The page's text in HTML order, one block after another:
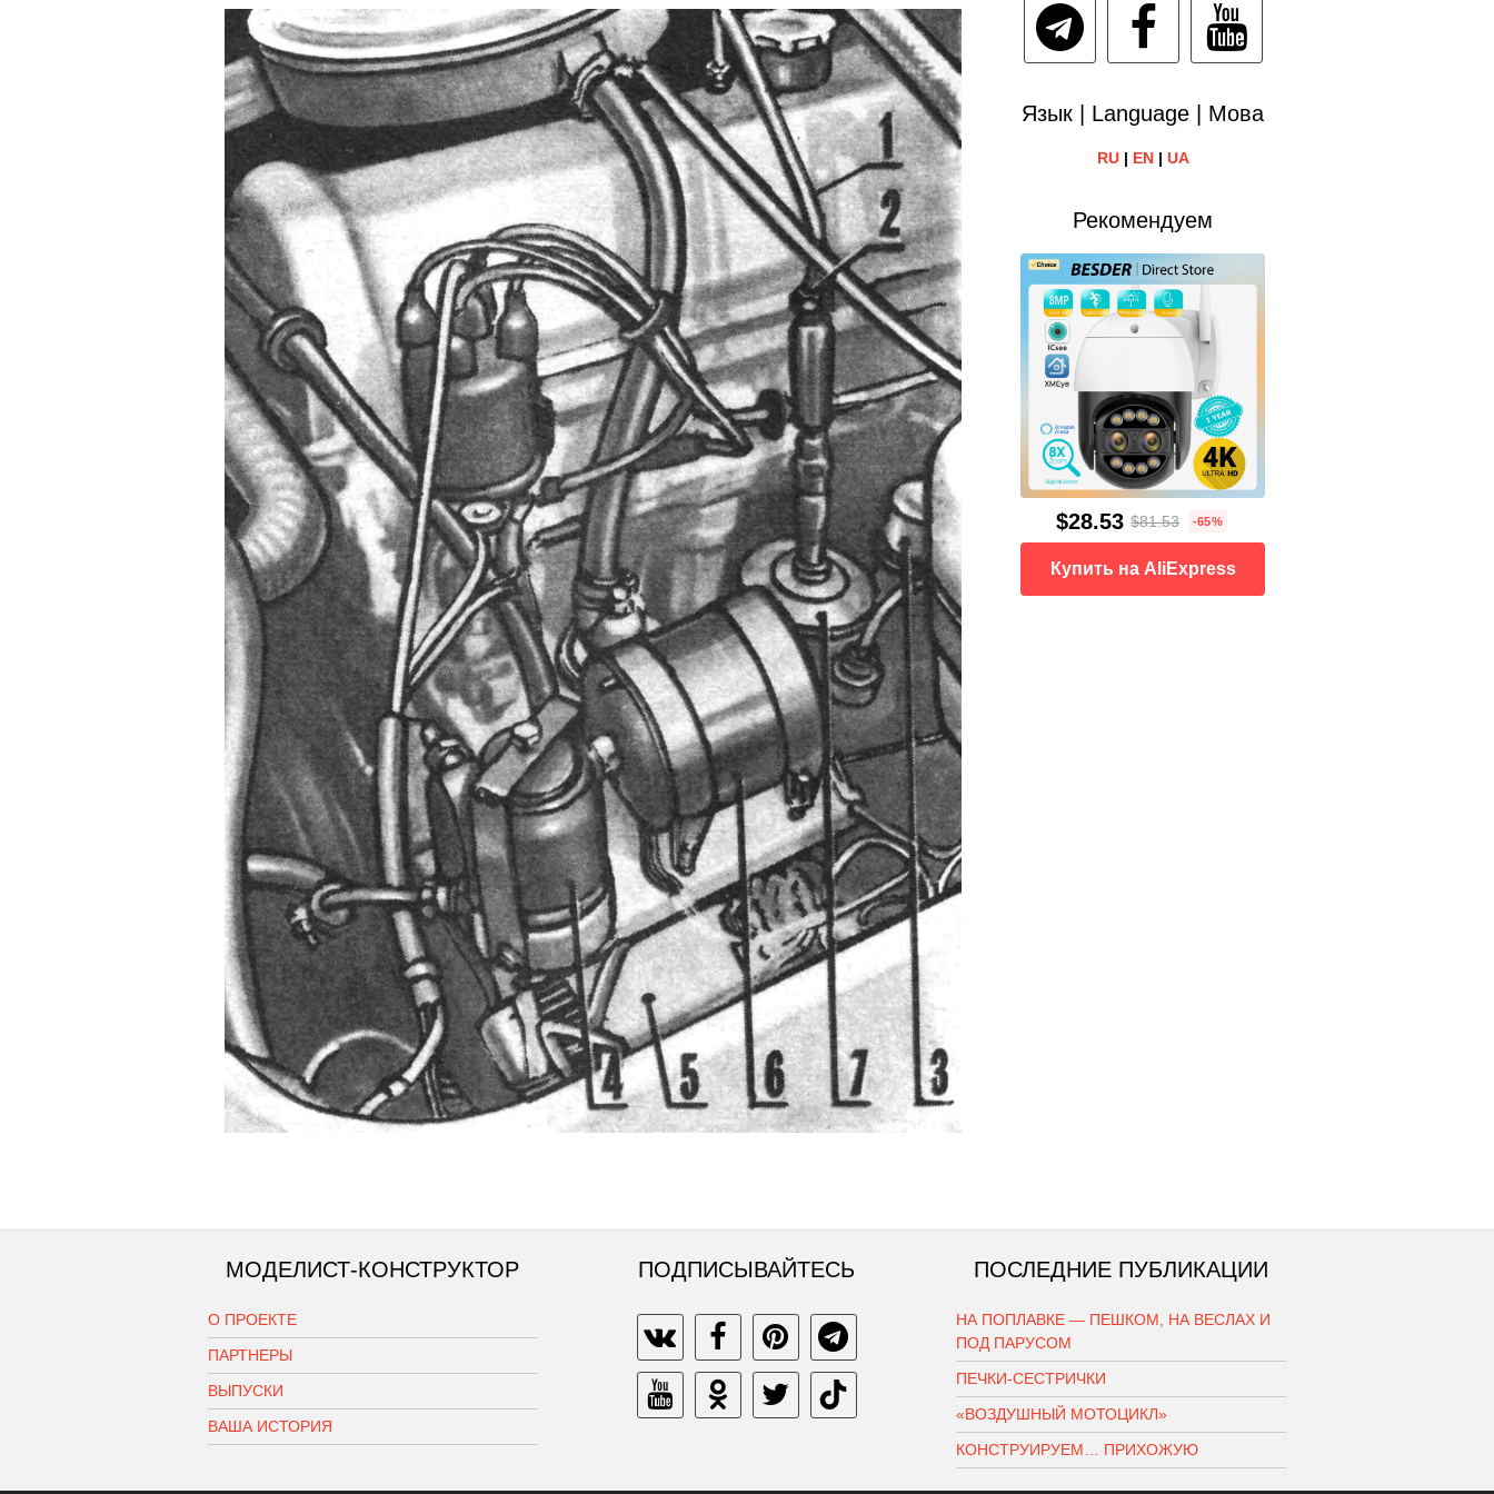
Язык | Language | Мова
RU| EN| UA
Рекомендуем
$28.53 $81.53 -65%
Купить на AliExpress
МОДЕЛИСТ-КОНСТРУКТОР
О ПРОЕКТЕ
ПАРТНЕРЫ
ВЫПУСКИ
ВАША ИСТОРИЯ
ПОДПИСЫВАЙТЕСЬ ПОСЛЕДНИЕ ПУБЛИКАЦИИ
НА ПОПЛАВКЕ — ПЕШКОМ, НА ВЕСЛАХ И
ПОД ПАРУСОМ
ПЕЧКИ-СЕСТРИЧКИ
«ВОЗДУШНЫЙ МОТОЦИКЛ»
КОНСТРУИРУЕМ… ПРИХОЖУЮ